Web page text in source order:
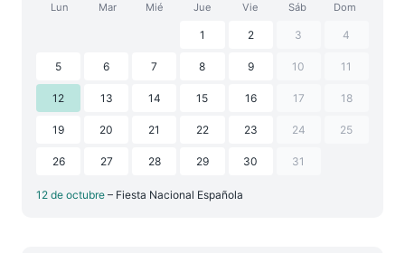
Lun Mar Mié Jue Vie Sáb Dom
1 2 3 4
5 6 7 8 9 10 11
12 13 14 15 16 17 18
19 20 21 22 23 24 25
26 27 28 29 30 31
12 de octubre – Fiesta Nacional Española